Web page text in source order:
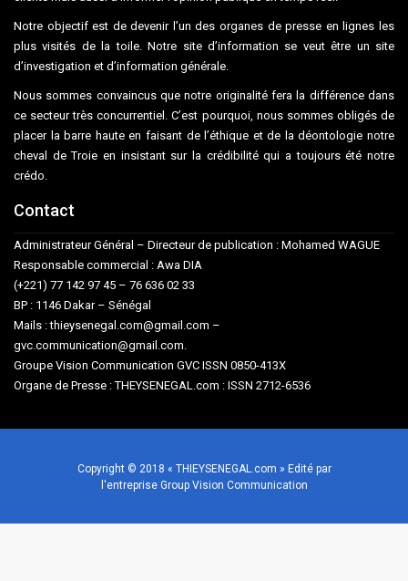
Notre objectif est de devenir l’un des organes de presse en lignes les
plus visités de la toile. Notre site d’information se veut être un site
d’investigation et d’information générale.
Nous sommes convaincus que notre originalité fera la différence dans
ce secteur très concurrentiel. C’est pourquoi, nous sommes obligés de
placer la barre haute en faisant de l’éthique et de la déontologie notre
cheval de Troie en insistant sur la crédibilité qui a toujours été notre
crédo.
Contact
Administrateur Général – Directeur de publication : Mohamed WAGUE
Responsable commercial : Awa DIA
(+221) 77 142 97 45 – 76 636 02 33
BP : 1146 Dakar – Sénégal
Mails : thieysenegal.com@gmail.com –
gvc.communication@gmail.com.
Groupe Vision Communication GVC ISSN 0850-413X
Organe de Presse : THEYSENEGAL.com : ISSN 2712-6536
Copyright © 2018 « THIEYSENEGAL.com » Edité par
l'entreprise Group Vision Communication